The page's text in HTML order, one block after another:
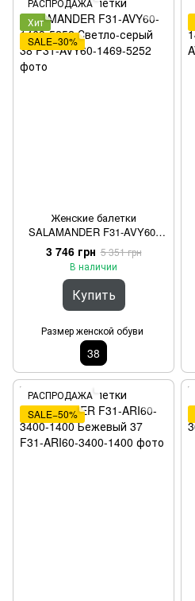
РАСПРОДАЖА
Хит
SALE−30%
Женские балетки
SALAMANDER F31-AVY60-
1469-5252 Светло-серый 38
3 746 грн 5 351 грн
В наличии
Купить
Размер женской обуви
38
РАСПРОДАЖА
SALE−50%